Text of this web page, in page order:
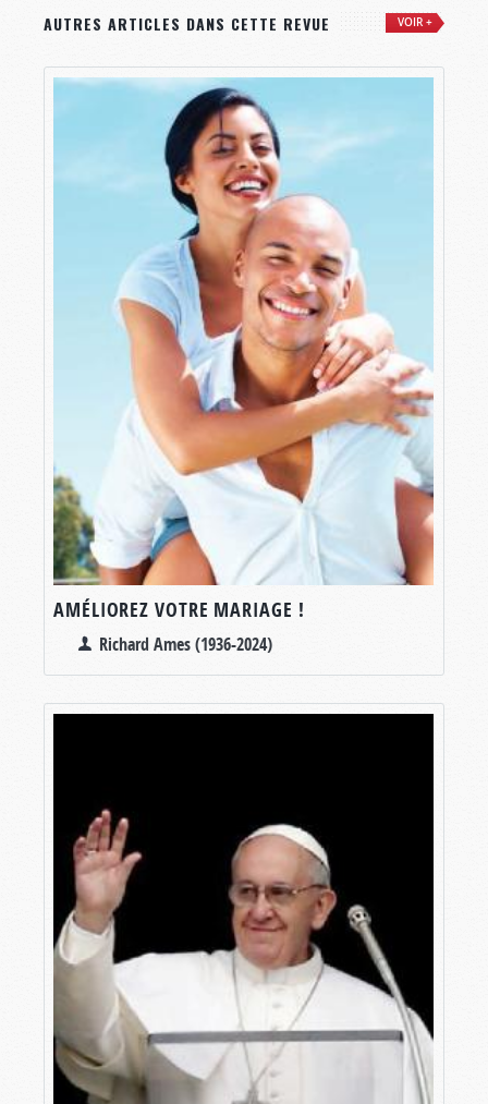
AUTRES ARTICLES DANS CETTE REVUE VOIR +
AMÉLIOREZ VOTRE MARIAGE !
Richard Ames (1936-2024)